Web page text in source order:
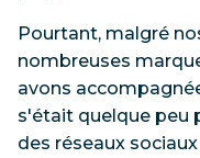
Pourtant, malgré
nombreuses
avons
s'était quelque peu
des réseaux